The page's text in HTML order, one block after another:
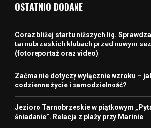
OSTATNIO DODANE
Coraz bliżej startu niższych lig.
tarnobrzeskich klubach przed nowym
(fotoreportaż oraz video)
Zaćma nie dotyczy wyłącznie wzroku –
codzienne życie i samodzielność?
Jezioro Tarnobrzeskie w piątkowym
śniadanie”. Relacja z plaży przy Marinie